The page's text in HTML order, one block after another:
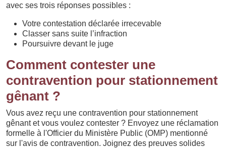
avec ses trois réponses possibles :
Votre contestation déclarée irrecevable
Classer sans suite l’infraction
Poursuivre devant le juge
Comment contester une
contravention pour stationnement
gênant ?
Vous avez reçu une contravention pour stationnement
gênant et vous voulez contester ? Envoyez une réclamation
formelle à l'Officier du Ministère Public (OMP) mentionné
sur l'avis de contravention. Joignez des preuves solides